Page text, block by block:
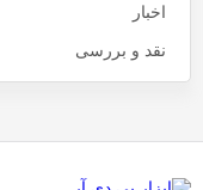
اخبار
نقد و بررسی